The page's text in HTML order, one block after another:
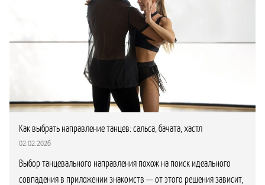
Как выбрать направление танцев: сальса, бачата, хастл
02.02.2026
Выбор танцевального направления похож на поиск идеального
совпадения в приложении знакомств — от этого решения зависит,